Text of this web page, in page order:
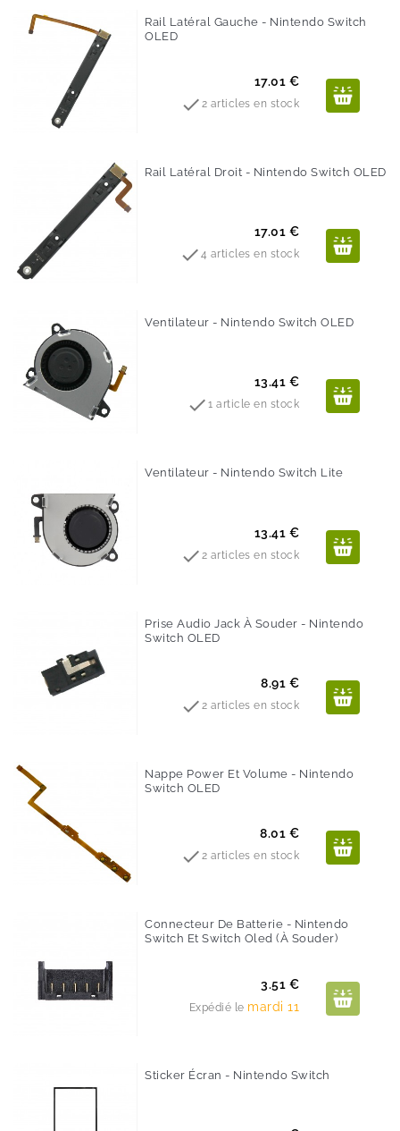
Rail Latéral Gauche - Nintendo Switch
OLED
Prix
17.01 €
 2 articles en stock
Rail Latéral Droit - Nintendo Switch OLED
Prix
17.01 €
 4 articles en stock
Ventilateur - Nintendo Switch OLED
Prix
13.41 €
1 article en stock
Ventilateur - Nintendo Switch Lite
Prix
13.41 €
 2 articles en stock
Prise Audio Jack À Souder - Nintendo
Switch OLED
Prix
8.91 €
 2 articles en stock
Nappe Power Et Volume - Nintendo
Switch OLED
Prix
8.01 €
 2 articles en stock
Connecteur De Batterie - Nintendo
Switch Et Switch Oled (à Souder)
Prix
3.51 €
Expédié le mardi 11
Sticker Écran - Nintendo Switch